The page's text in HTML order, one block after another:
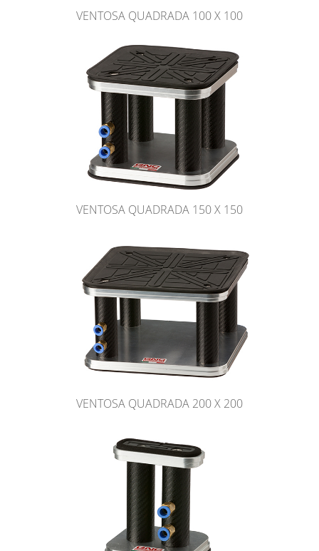
VENTOSA QUADRADA 100 X 100
VENTOSA QUADRADA 150 X 150
VENTOSA QUADRADA 200 X 200